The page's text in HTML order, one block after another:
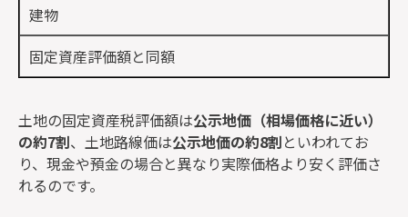
建物
固定資産評価額と同額
土地の固定資産税評価額は公示地価（相場価格に近い）
の約7割、土地路線価は公示地価の約8割といわれてお
り、 現金や預金の場合と異なり実際価格より安く評価さ
れるのです。